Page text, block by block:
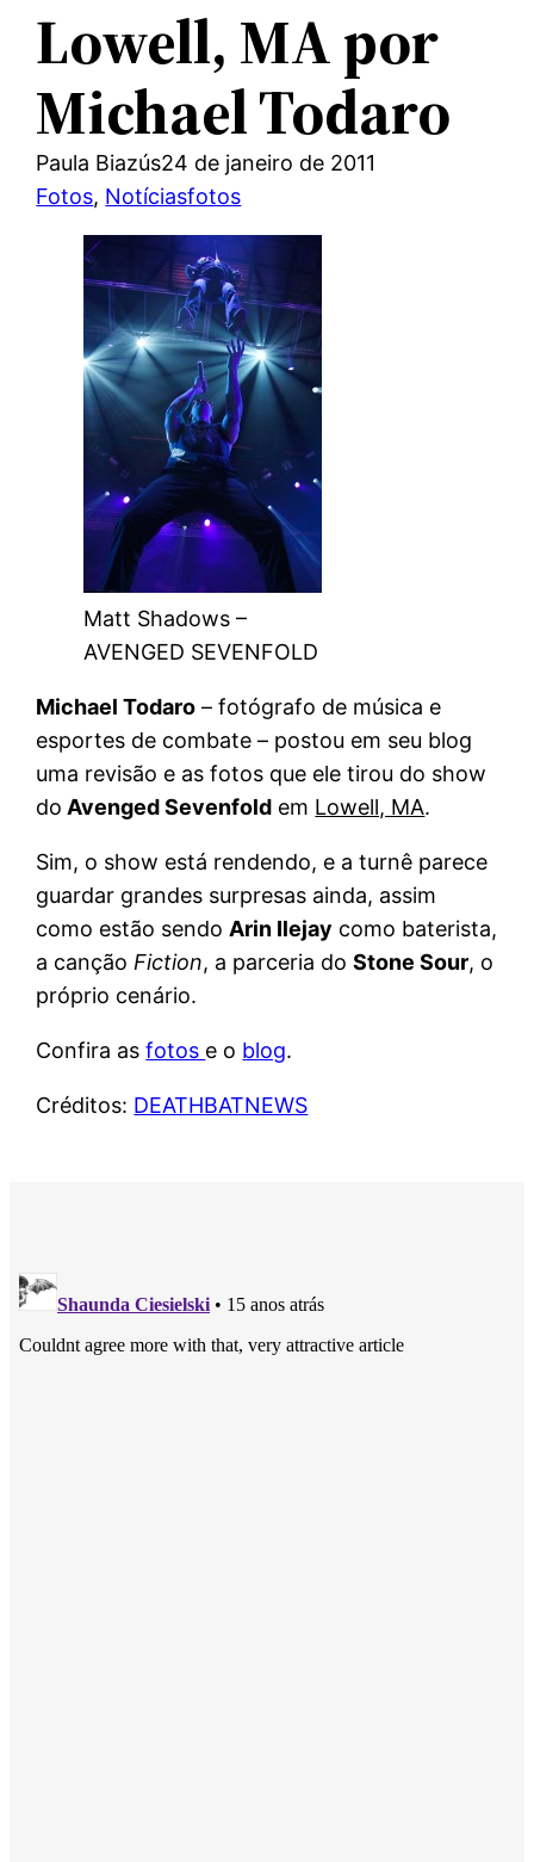
Lowell, MA por
Michael Todaro
Paula Biazús24 de janeiro de 2011
Fotos, Notíciasfotos
Matt Shadows –
AVENGED SEVENFOLD
Michael Todaro – fotógrafo de música e
esportes de combate – postou em seu blog
uma revisão e as fotos que ele tirou do show
do Avenged Sevenfold em Lowell, MA.
Sim, o show está rendendo, e a turnê parece
guardar grandes surpresas ainda, assim
como estão sendo Arin Ilejay como baterista,
a canção Fiction, a parceria doStone Sour, o
próprio cenário.
Confira asfotos e o blog.
Créditos: DEATHBATNEWS